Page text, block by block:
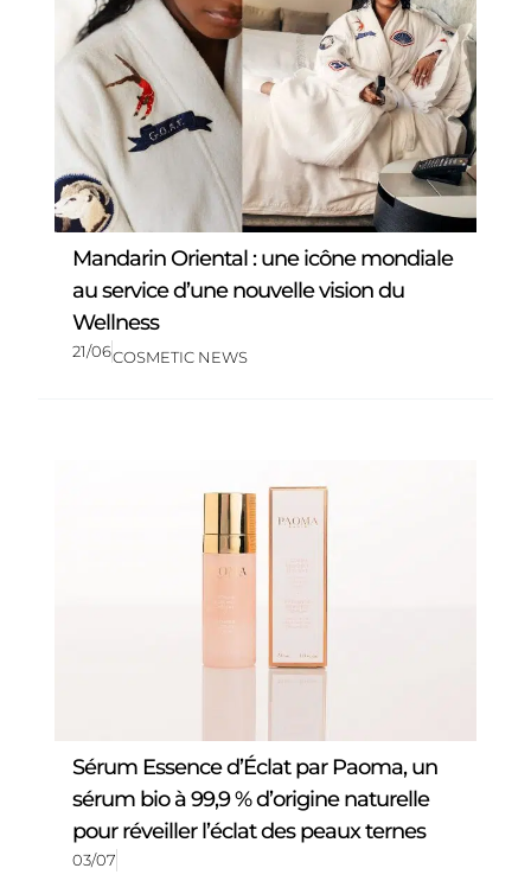
Mandarin Oriental : une icône mondiale
au service d’une nouvelle vision du
Wellness
21/06COSMETIC NEWS
Sérum Essence d’Éclat par Paoma, un
sérum bio à 99,9 % d’origine naturelle
pour réveiller l’éclat des peaux ternes
03/07